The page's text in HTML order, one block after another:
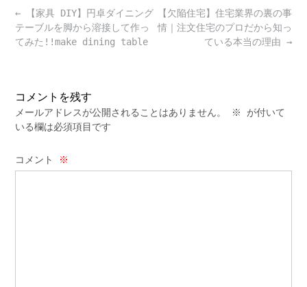
Post
navigation
【欠陥住宅】住宅業界の裏の事
情｜注文住宅のプロだから知っ
ている本当の理由 →
← 【家具 DIY】円卓ダイニング
テーブルを脚から溶接して作っ
てみた!!make dining table
コメントを残す
メールアドレスが公開されることはありません。 ※
が付いて
いる欄は必須項目です
コメント ※